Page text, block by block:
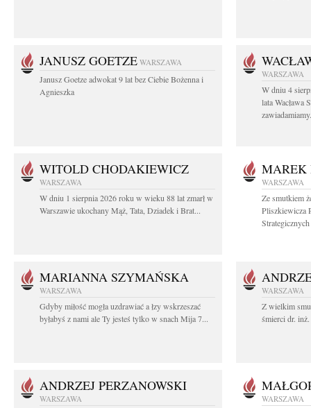
JANUSZ GOETZE WARSZAWA
Janusz Goetze adwokat 9 lat bez Ciebie Bożenna i
Agnieszka
WARSZAWA
W dniu 4
lata Wacława
WITOLD CHODAKIEWICZ
WARSZAWA
W dniu 1 sierpnia 2026 roku w wieku 88 lat zmarł w
Warszawie ukochany Mąż, Tata, Dziadek i Brat...
MAREK
WARSZAWA
Ze smutkiem
Pliszkiewicza
MARIANNA SZYMAŃSKA
WARSZAWA
Gdyby miłość mogła uzdrawiać a łzy wskrzeszać
byłabyś z nami ale Ty jesteś tylko w snach Mija 7...
WARSZAWA
Z wielkim
śmierci dr.
ANDRZEJ PERZANOWSKI
WARSZAWA WARSZAWA